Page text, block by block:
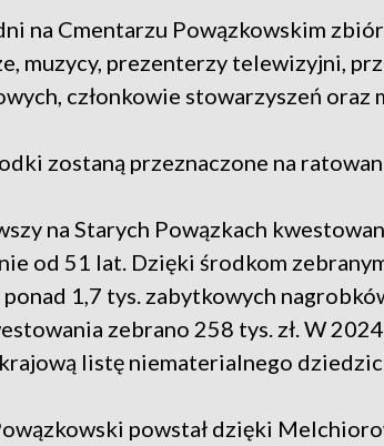
na Cmentarzu Powązkowskim
muzycy, prezenterzy telewizyjni,
członkowie stowarzyszeń oraz
zostaną przeznaczone na
na Starych Powązkach
od 51 lat. Dzięki środkom
1,7 tys. zabytkowych
zebrano 258 tys. zł. W
listę niematerialnego
powstał dzięki